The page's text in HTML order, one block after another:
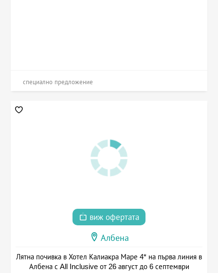
специално предложение
виж офертата
Албена
Лятна почивка в Хотел Калиакра Маре 4* на първа линия в
Албена с All Inclusive от 26 август до 6 септември